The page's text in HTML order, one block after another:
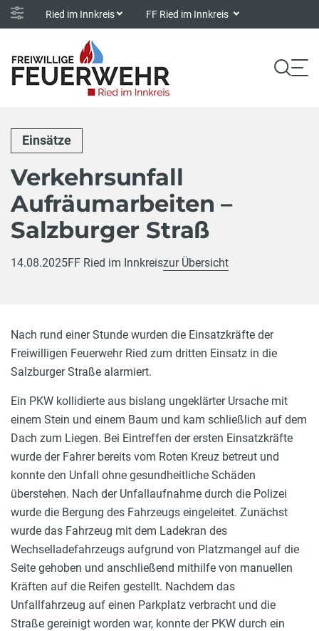
Ried im Innkreis FF Ried im Innkreis
Einsätze
Verkehrsunfall
Aufräumarbeiten –
Salzburger Straß
14.08.2025FF Ried im Innkreiszur Übersicht
Nach rund einer Stunde wurden die Einsatzkräfte der
Freiwilligen Feuerwehr Ried zum dritten Einsatz in die
Salzburger Straße alarmiert.
Ein PKW kollidierte aus bislang ungeklärter Ursache mit
einem Stein und einem Baum und kam schließlich auf dem
Dach zum Liegen. Bei Eintreffen der ersten Einsatzkräfte
wurde der Fahrer bereits vom Roten Kreuz betreut und
konnte den Unfall ohne gesundheitliche Schäden
überstehen. Nach der Unfallaufnahme durch die Polizei
wurde die Bergung des Fahrzeugs eingeleitet. Zunächst
wurde das Fahrzeug mit dem Ladekran des
Wechselladefahrzeugs aufgrund von Platzmangel auf die
Seite gehoben und anschließend mithilfe von manuellen
Kräften auf die Reifen gestellt. Nachdem das
Unfallfahrzeug auf einen Parkplatz verbracht und die
Straße gereinigt worden war, konnte der PKW durch ein